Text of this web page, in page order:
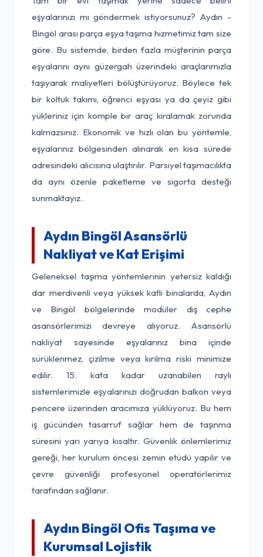
eşyalarınızı mı göndermek istiyorsunuz? Aydın -
Bingöl arası parça eşya taşıma hizmetimiz tam size
göre. Bu sistemde, birden fazla müşterinin parça
eşyalarını aynı güzergah üzerindeki araçlarımızla
taşıyarak maliyetleri bölüştürüyoruz. Böylece tek
bir koltuk takımı, öğrenci eşyası ya da çeyiz gibi
yükleriniz için komple bir araç kiralamak zorunda
kalmazsınız. Ekonomik ve hızlı olan bu yöntemle,
eşyalarınız bölgesinden alınarak en kısa sürede
adresindeki alıcısına ulaştırılır. Parsiyel taşımacılıkta
da aynı özenle paketleme ve sigorta desteği
sunmaktayız.
Aydın Bingöl Asansörlü
Nakliyat ve Kat Erişimi
Geleneksel taşıma yöntemlerinin yetersiz kaldığı
dar merdivenli veya yüksek katlı binalarda, Aydın
ve Bingöl bölgelerinde modüler dış cephe
asansörlerimizi devreye alıyoruz. Asansörlü
nakliyat sayesinde eşyalarınız bina içinde
sürüklenmez, çizilme veya kırılma riski minimize
edilir. 15. kata kadar uzanabilen raylı
sistemlerimizle eşyalarınızı doğrudan balkon veya
pencere üzerinden aracımıza yüklüyoruz. Bu hem
iş gücünden tasarruf sağlar hem de taşınma
süresini yarı yarıya kısaltır. Güvenlik önlemlerimiz
gereği, her kurulum öncesi zemin etüdü yapılır ve
çevre güvenliği profesyonel operatörlerimiz
tarafından sağlanır.
Aydın Bingöl Ofis Taşıma ve
Kurumsal Lojistik